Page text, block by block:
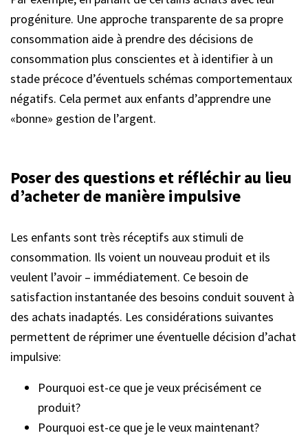
progéniture. Une approche transparente de sa propre
consommation aide à prendre des décisions de
consommation plus conscientes et à identifier à un
stade précoce d’éventuels schémas comportementaux
négatifs. Cela permet aux enfants d’apprendre une
«bonne» gestion de l’argent.
Poser des questions et réfléchir au lieu
d’acheter de manière impulsive
Les enfants sont très réceptifs aux stimuli de
consommation. Ils voient un nouveau produit et ils
veulent l’avoir – immédiatement. Ce besoin de
satisfaction instantanée des besoins conduit souvent à
des achats inadaptés. Les considérations suivantes
permettent de réprimer une éventuelle décision d’achat
impulsive:
Pourquoi est-ce que je veux précisément ce
produit?
Pourquoi est-ce que je le veux maintenant?